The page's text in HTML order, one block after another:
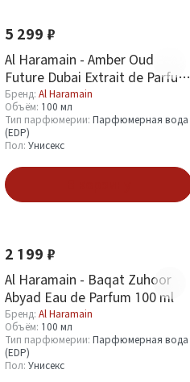
5 299 ₽
Al Haramain - Amber Oud
Future Dubai Extrait de Parfum
100 ml
Бренд: Al Haramain
Объём: 100 мл
Тип парфюмерии: Парфюмерная вода
(EDP)
Пол: Унисекс
2 199 ₽
Al Haramain - Baqat Zuhoor
Abyad Eau de Parfum 100 ml
Бренд: Al Haramain
Объём: 100 мл
Тип парфюмерии: Парфюмерная вода
(EDP)
Пол: Унисекс